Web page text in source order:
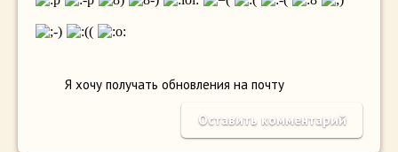
Я хочу получать обновления на почту